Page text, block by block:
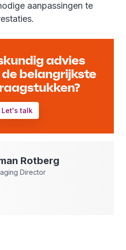
aanpassingen te
advies
belangrijkste
Let's talk
Rotberg
Director